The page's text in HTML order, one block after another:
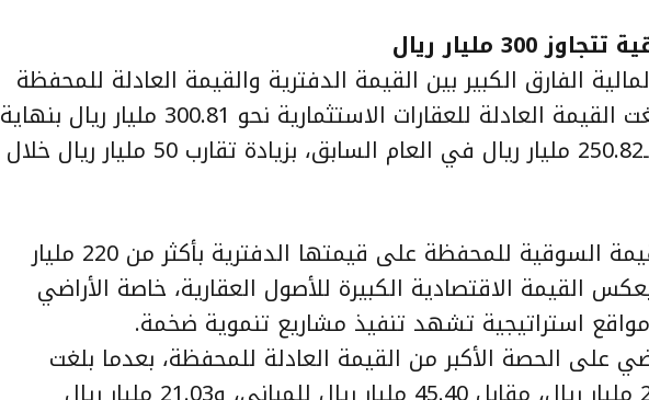
300 مليار ريال
الفارق الكبير بين القيمة الدفترية والقيمة العادلة للمحفظة
العقارية، إذ بلغت القيمة العادلة للعقارات الاستثمارية نحو 300.81 مليار ريال بنهاية
2025، مقارنة بـ250.82 مليار ريال في العام السابق، بزيادة تقارب 50 مليار ريال خلال
وبذلك تزيد القيمة السوقية للمحفظة على قيمتها الدفترية بأكثر من 220 مليار
القيمة الاقتصادية الكبيرة للأصول العقارية، خاصة الأراضي
استراتيجية تشهد تنفيذ مشاريع تنموية ضخمة.
على الحصة الأكبر من القيمة العادلة للمحفظة، بعدما بلغت